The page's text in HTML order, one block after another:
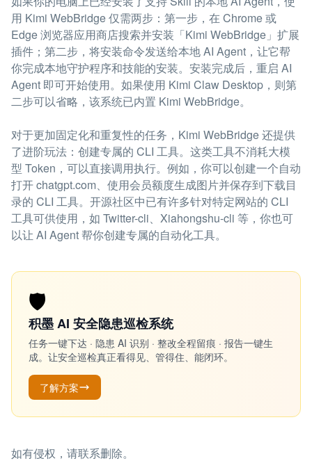
用 Kimi WebBridge 仅需两步：第一步，在 Chrome 或
Edge 浏览器应用商店搜索并安装「Kimi WebBridge」扩展
插件；第二步，将安装命令发送给本地 AI Agent，让它帮
你完成本地守护程序和技能的安装。安装完成后，重启 AI
Agent 即可开始使用。如果使用 Kimi Claw Desktop，则第
二步可以省略，该系统已内置 Kimi WebBridge。
对于更加固定化和重复性的任务，Kimi WebBridge 还提供
了进阶玩法：创建专属的 CLI 工具。这类工具不消耗大模
型 Token，可以直接调用执行。例如，你可以创建一个自动
打开 chatgpt.com、使用会员额度生成图片并保存到下载目
录的 CLI 工具。开源社区中已有许多针对特定网站的 CLI
工具可供使用，如 Twitter-cli、Xiahongshu-cli 等，你也可
以让 AI Agent 帮你创建专属的自动化工具。
🛡️
积墨 AI 安全隐患巡检系统
任务一键下达 · 隐患 AI 识别 · 整改全程留痕 · 报告一键生
成。让安全巡检真正看得见、管得住、能闭环。
了解方案
如有侵权，请联系删除。